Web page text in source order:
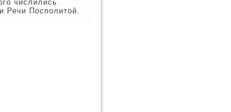
числились
Речи Поспοлитой.